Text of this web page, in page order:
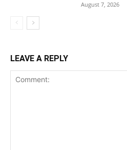
August 7, 2026
LEAVE A REPLY